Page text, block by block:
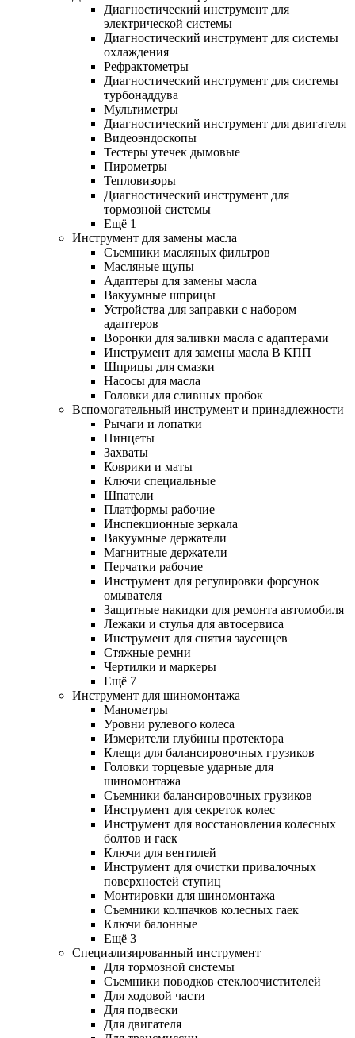
Диагностический инструмент для
электрической системы
Диагностический инструмент для системы
охлаждения
Рефрактометры
Диагностический инструмент для системы
турбонаддува
Мультиметры
Диагностический инструмент для двигателя
Видеоэндоскопы
Тестеры утечек дымовые
Пирометры
Тепловизоры
Диагностический инструмент для
тормозной системы
Ещё 1
Инструмент для замены масла
Съемники масляных фильтров
Масляные щупы
Адаптеры для замены масла
Вакуумные шприцы
Устройства для заправки с набором
адаптеров
Воронки для заливки масла с адаптерами
Инструмент для замены масла В КПП
Шприцы для смазки
Насосы для масла
Головки для сливных пробок
Вспомогательный инструмент и принадлежности
Рычаги и лопатки
Пинцеты
Захваты
Коврики и маты
Ключи специальные
Шпатели
Платформы рабочие
Инспекционные зеркала
Вакуумные держатели
Магнитные держатели
Перчатки рабочие
Инструмент для регулировки форсунок
омывателя
Защитные накидки для ремонта автомобиля
Лежаки и стулья для автосервиса
Инструмент для снятия заусенцев
Стяжные ремни
Чертилки и маркеры
Ещё 7
Инструмент для шиномонтажа
Манометры
Уровни рулевого колеса
Измерители глубины протектора
Клещи для балансировочных грузиков
Головки торцевые ударные для
шиномонтажа
Съемники балансировочных грузиков
Инструмент для секреток колес
Инструмент для восстановления колесных
болтов и гаек
Ключи для вентилей
Инструмент для очистки привалочных
поверхностей ступиц
Монтировки для шиномонтажа
Съемники колпачков колесных гаек
Ключи балонные
Ещё 3
Специализированный инструмент
Для тормозной системы
Съемники поводков стеклоочистителей
Для ходовой части
Для подвески
Для двигателя